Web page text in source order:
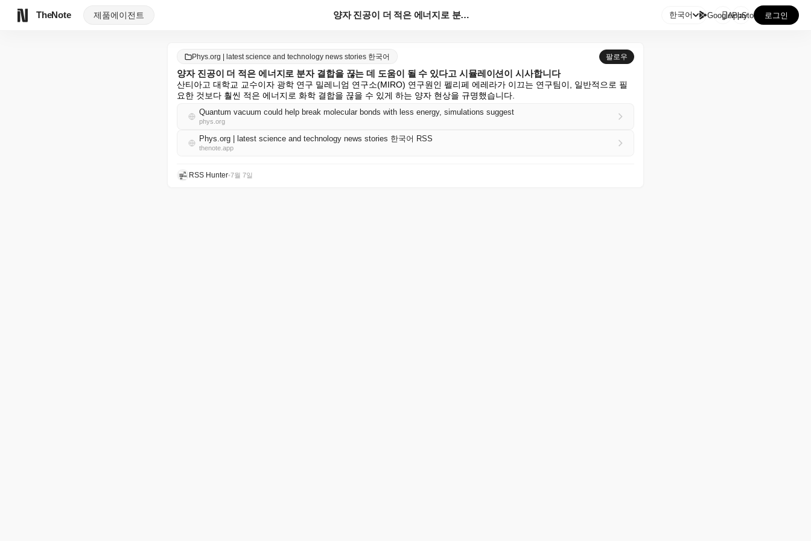
TheNote 제품에이전트 양자 진공이 더 적은 에너지로 분자 결합을 끊는 데 도... 한국어 GooglePlay
AppStore 로그인
Phys.org | latest science and technology news stories 한국어 팔로우
양자 진공이 더 적은 에너지로 분자 결합을 끊는 데 도움이 될 수 있다고 시뮬레이션이 시사합니다
산티아고 대학교 교수이자 광학 연구 밀레니엄 연구소(MIRO) 연구원인 펠리페 에레라가 이끄는 연구팀이, 일반적으로 필
요한 것보다 훨씬 적은 에너지로 화학 결합을 끊을 수 있게 하는 양자 현상을 규명했습니다.
Quantum vacuum could help break molecular bonds with less energy, simulations suggest
phys.org
Phys.org | latest science and technology news stories 한국어 RSS
thenote.app
RSS Hunter•7월 7일